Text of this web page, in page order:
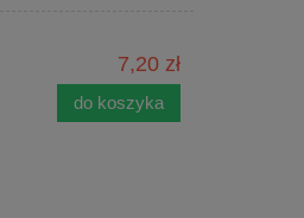
7,20 zł
do koszyka